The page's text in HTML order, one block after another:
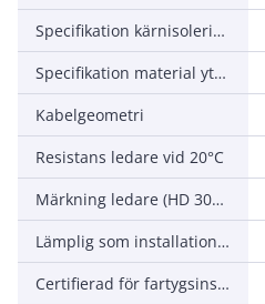
Specifikation kärnisolering
Specifikation material yttre mantel
Kabelgeometri
Resistans ledare vid 20°C
Märkning ledare (HD 308 S2)
Lämplig som installationskabel
Certifierad för fartygsinstallationer